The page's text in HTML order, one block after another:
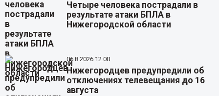
Четыре человека пострадали в
результате атаки БПЛА в
Нижегородской области
06.8.2026 12:00
Нижегородцев предупредили об
отключениях телевещания до 16
августа